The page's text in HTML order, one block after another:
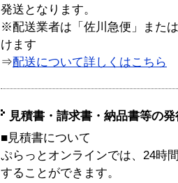
発送となります。
※配送業者は「佐川急便」また
けます
⇒配送について詳しくはこちら
見積書・請求書・納品書等の
■見積書について
ぷらっとオンラインでは、24時
することができます。